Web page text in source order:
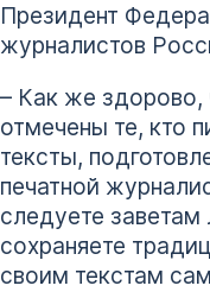
Президент
журналистов
– Как же здорово,
отмечены те, кто
тексты,
печатной
следуете
сохраняете
своим текстам